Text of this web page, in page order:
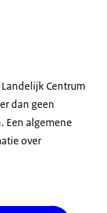
Centrum
dan geen
Een algemene
over